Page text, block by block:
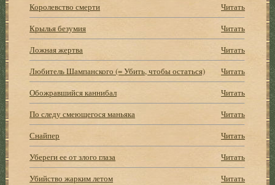
Королевство смерти
Читать
Крылья безумия
Читать
Ложная жертва
Читать
Любитель Шампанского (= Убить, чтобы остаться)
Читать
Обожравшийся каннибал
Читать
По следу смеющегося маньяка
Читать
Снайпер
Читать
Убереги ее от злого глаза
Читать
Убийство жарким летом
Читать